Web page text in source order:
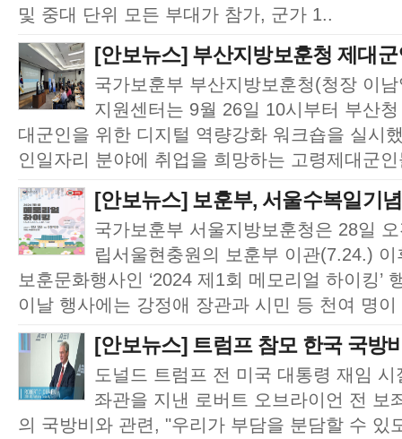
및 중대 단위 모든 부대가 참가, 군가 1..
[안보뉴스] 부산지방보훈청 제대
국가보훈부 부산지방보훈청(청장 이
지원센터는 9월 26일 10시부터 부산
대군인을 위한 디지털 역량강화 워크숍을 실시
인일자리 분야에 취업을 희망하는 고령제대군
[안보뉴스] 보훈부, 서울수복일기
국가보훈부 서울지방보훈청은 28일
립서울현충원의 보훈부 이관(7.24.)
보훈문화행사인 ‘2024 제1회 메모리얼 하이킹’
이날 행사에는 강정애 장관과 시민 등 천여 명이
[안보뉴스] 트럼프 참모 한국 국방
도널드 트럼프 전 미국 대통령 재임 시
좌관을 지낸 로버트 오브라이언 전 보
의 국방비와 관련, "우리가 부담을 분담할 수 있